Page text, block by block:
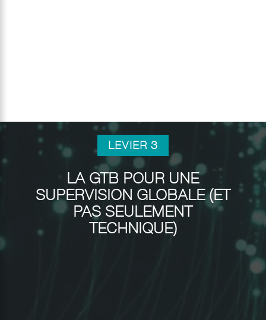
LEVIER 3
LA GTB POUR UNE
SUPERVISION GLOBALE (ET
PAS SEULEMENT
TECHNIQUE)